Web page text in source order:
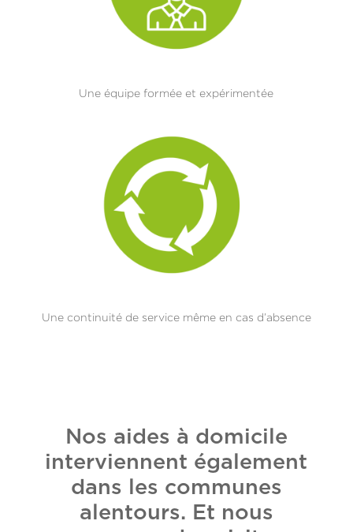
Une équipe formée et expérimentée
Une continuité de service même en cas d’absence
Nos aides à domicile
interviennent également
dans les communes
alentours. Et nous